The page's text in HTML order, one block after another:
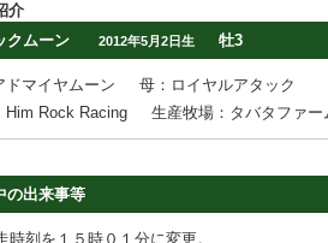
介
クムーン
2012年5月2日生 牡3
ドマイヤムーン
母：ロイヤルアタック
Him Rock Racing
生産牧場：タバタファー
の出来事等
時刻を１５時０１分に変更。